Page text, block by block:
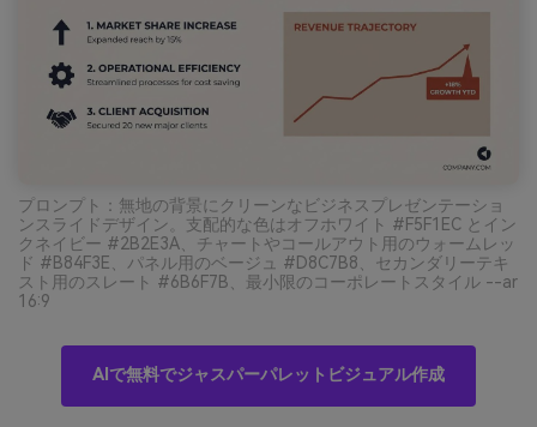
プロンプト：無地の背景にクリーンなビジネスプレゼンテーショ
ンスライドデザイン。支配的な色はオフホワイト #F5F1EC とイン
クネイビー #2B2E3A、チャートやコールアウト用のウォームレッ
ド #B84F3E、パネル用のベージュ #D8C7B8、セカンダリーテキ
スト用のスレート #6B6F7B、最小限のコーポレートスタイル --ar
16:9
AIで無料でジャスパーパレットビジュアル作成